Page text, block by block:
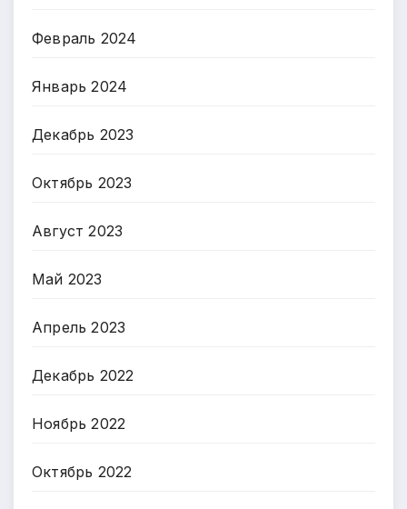
Февраль 2024
Январь 2024
Декабрь 2023
Октябрь 2023
Август 2023
Май 2023
Апрель 2023
Декабрь 2022
Ноябрь 2022
Октябрь 2022